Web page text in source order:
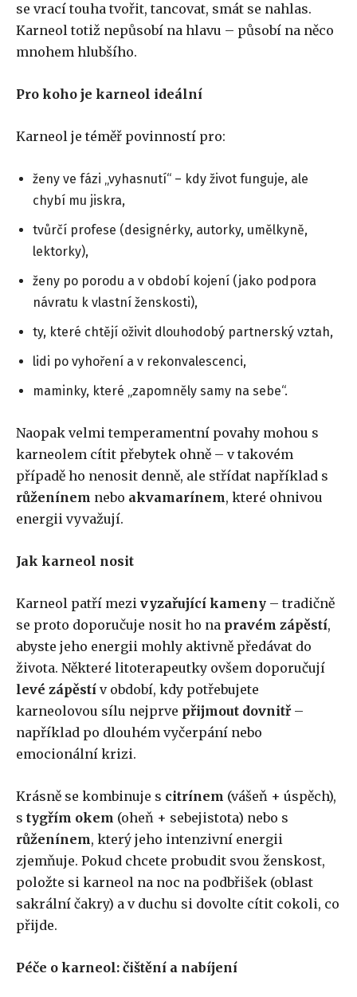
se vrací touha tvořit, tancovat, smát se nahlas.
Karneol totiž nepůsobí na hlavu – působí na něco
mnohem hlubšího.
Pro koho je karneol ideální
Karneol je téměř povinností pro:
ženy ve fázi „vyhasnutí“ – kdy život funguje, ale
chybí mu jiskra,
tvůrčí profese (designérky, autorky, umělkyně,
lektorky),
ženy po porodu a v období kojení (jako podpora
návratu k vlastní ženskosti),
ty, které chtějí oživit dlouhodobý partnerský vztah,
lidi po vyhoření a v rekonvalescenci,
maminky, které „zapomněly samy na sebe“.
Naopak velmi temperamentní povahy mohou s
karneolem cítit přebytek ohně – v takovém
případě ho nenosit denně, ale střídat například s
růženínem nebo akvamarínem, které ohnivou
energii vyvažují.
Jak karneol nosit
Karneol patří mezi vyzařující kameny – tradičně
se proto doporučuje nosit ho na pravém zápěstí,
abyste jeho energii mohly aktivně předávat do
života. Některé litoterapeutky ovšem doporučují
levé zápěstí v období, kdy potřebujete
karneolovou sílu nejprve přijmout dovnitř –
například po dlouhém vyčerpání nebo
emocionální krizi.
Krásně se kombinuje s citrínem (vášeň + úspěch),
s tygřím okem (oheň + sebejistota) nebo s
růženínem, který jeho intenzivní energii
zjemňuje. Pokud chcete probudit svou ženskost,
položte si karneol na noc na podbřišek (oblast
sakrální čakry) a v duchu si dovolte cítit cokoli, co
přijde.
Péče o karneol: čištění a nabíjení